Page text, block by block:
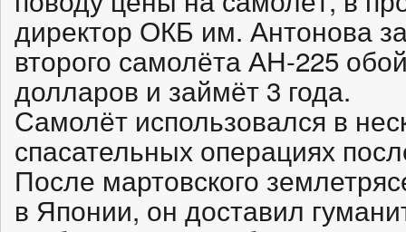
директор ОКБ им. Антонова
второго самолёта АН-225
долларов и займёт 3 года.
Самолёт использовался в
спасательных операциях
После мартовского
в Японии, он доставил